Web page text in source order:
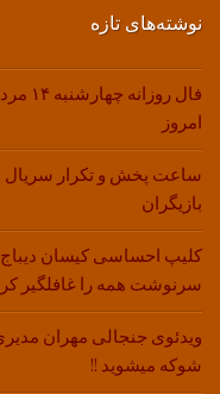
نوشته‌های تازه
امروز
ساعت پخش و تکرار سریال
بازیگران
کلیپ احساسی کیسان دیباج
سرنوشت همه را غافلگیر
ویدئوی جنجالی مهران
شوکه میشوید !!